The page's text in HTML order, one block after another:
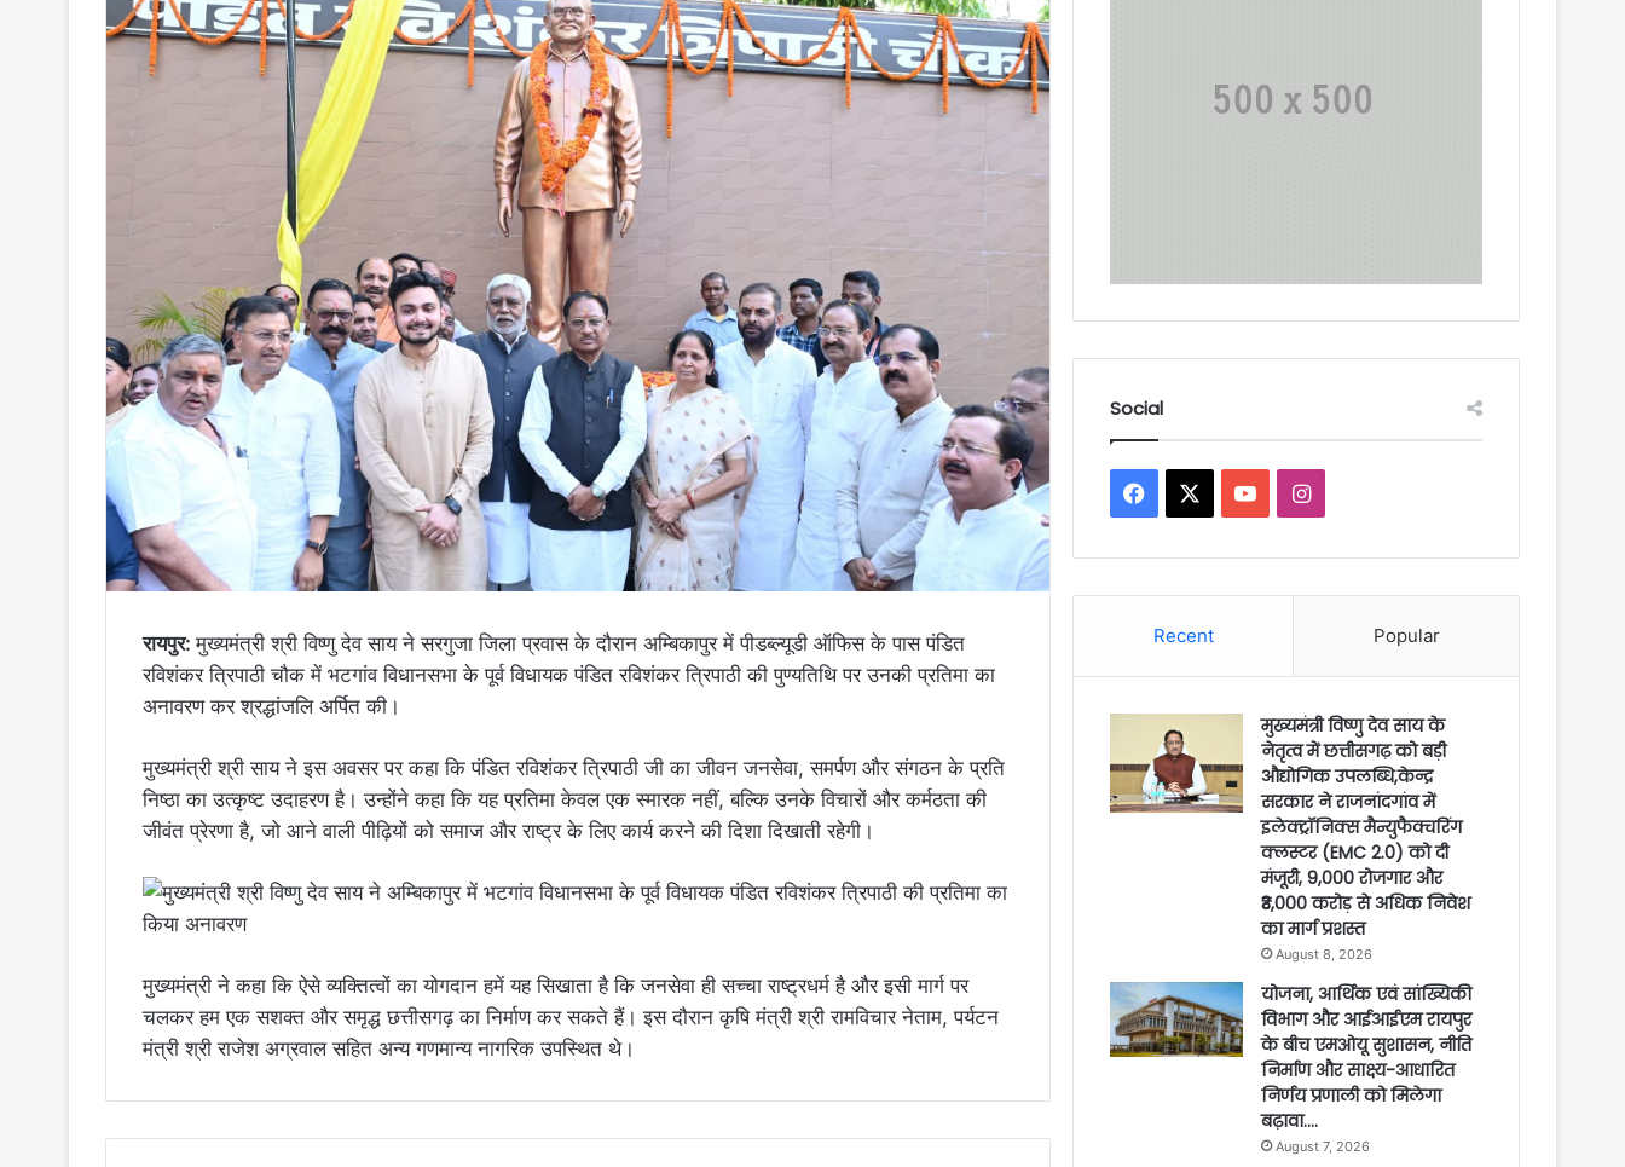
रायपुर:मुख्यमंत्री श्री विष्णु देव साय ने सरगुजा जिला प्रवास के दौरान अम्बिकापुर में पीडब्ल्यूडी ऑफिस के पास पंडित
रविशंकर त्रिपाठी चौक में भटगांव विधानसभा के पूर्व विधायक पंडित रविशंकर त्रिपाठी की पुण्यतिथि पर उनकी प्रतिमा का
अनावरण कर श्रद्धांजलि अर्पित की।
मुख्यमंत्री श्री साय ने इस अवसर पर कहा कि पंडित रविशंकर त्रिपाठी जी का जीवन जनसेवा, समर्पण और संगठन के प्रति
निष्ठा का उत्कृष्ट उदाहरण है। उन्होंने कहा कि यह प्रतिमा केवल एक स्मारक नहीं, बल्कि उनके विचारों और कर्मठता की
जीवंत प्रेरणा है, जो आने वाली पीढ़ियों को समाज और राष्ट्र के लिए कार्य करने की दिशा दिखाती रहेगी।
मुख्यमंत्री ने कहा कि ऐसे व्यक्तित्वों का योगदान हमें यह सिखाता है कि जनसेवा ही सच्चा राष्ट्रधर्म है और इसी मार्ग पर
चलकर हम एक सशक्त और समृद्ध छत्तीसगढ़ का निर्माण कर सकते हैं। इस दौरान कृषि मंत्री श्री रामविचार नेताम, पर्यटन
मंत्री श्री राजेश अग्रवाल सहित अन्य गणमान्य नागरिक उपस्थित थे।
Social
Facebook YouTubeInstagram
Recent Popular
मुख्यमंत्री विष्णु देव साय के
नेतृत्व में छत्तीसगढ़ को बड़ी
औद्योगिक उपलब्धि,केन्द्र
सरकार ने राजनांदगांव में
इलेक्ट्रॉनिक्स मैन्युफैक्चरिंग
क्लस्टर (EMC 2.0) को दी
मंजूरी, 9,000 रोजगार और
₹3,000 करोड़ से अधिक निवेश
का मार्ग प्रशस्त
August 8, 2026
योजना, आर्थिक एवं सांख्यिकी
विभाग और आईआईएम रायपुर
के बीच एमओयू सुशासन, नीति
निर्माण और साक्ष्य-आधारित
निर्णय प्रणाली को मिलेगा
बढ़ावा….
August 7, 2026